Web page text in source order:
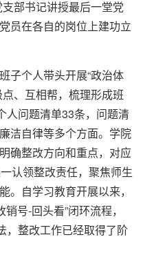
部书记讲授最后一堂党
员在各自的岗位上建功立
个人带头开展“政治体
、互相帮，梳理形成班
人问题清单33条，问题清
洁自律等多个方面。学院
确整改方向和重点，对应
认领整改责任，聚焦师生
。自学习教育开展以来，
号-回头看”闭环流程，
，整改工作已经取得了阶